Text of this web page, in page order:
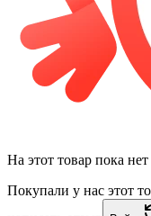
На этот товар пока
Покупали у нас этот